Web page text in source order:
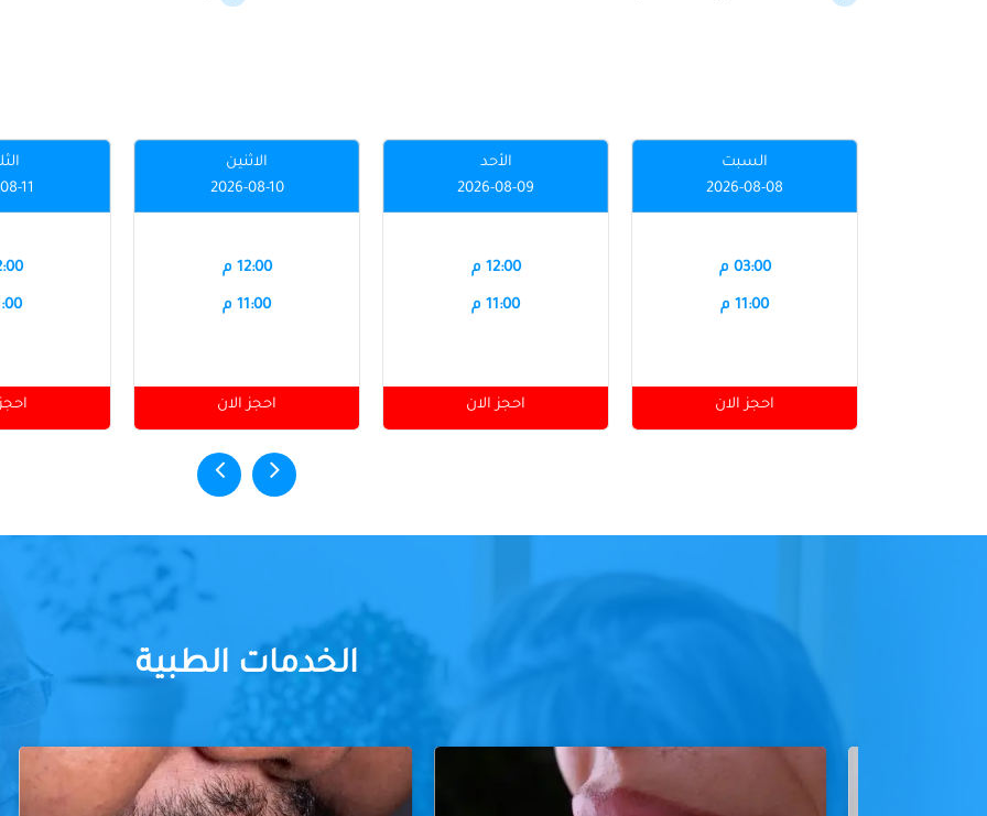
السبت
2026-08-08
03:00 م
11:00 م
احجز الان
الأحد
2026-08-09
12:00 م
11:00 م
احجز الان
الاثنين
2026-08-10
12:00 م
11:00 م
احجز الان
11
الخدمات الطبية